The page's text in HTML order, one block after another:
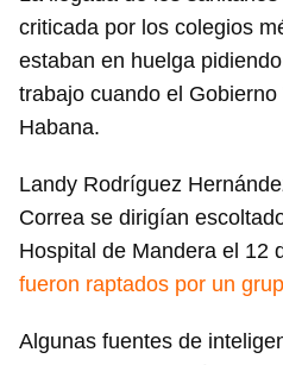
criticada por los colegios
estaban en huelga
trabajo cuando el
Habana.
Landy Rodríguez
Correa se dirigían
Hospital de Mandera el 12
fueron raptados por un
Algunas fuentes de